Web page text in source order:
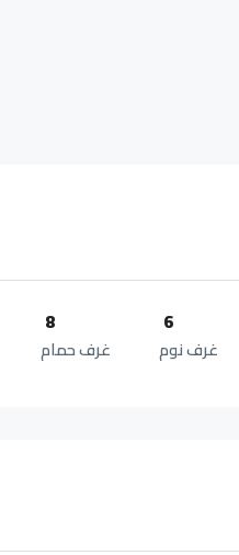
6
غرف نوم
8
غرف حمام